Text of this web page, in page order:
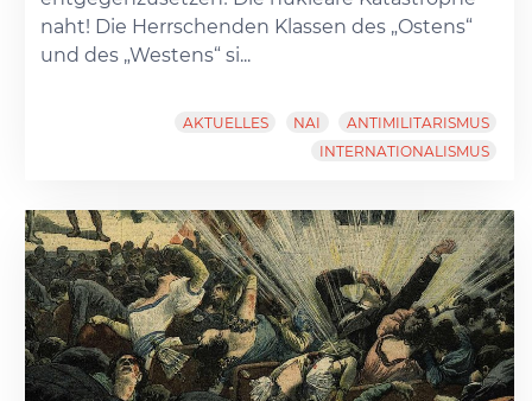
naht! Die Herrschenden Klassen des „Ostens“
und des „Westens“ si...
AKTUELLES NAI
ANTIMILITARISMUS
INTERNATIONALISMUS